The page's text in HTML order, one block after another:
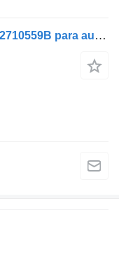
Filtro secador Volvo B5LH (01.08-) 2710559B para autocarro Volvo B5LH, B0E (2008-)